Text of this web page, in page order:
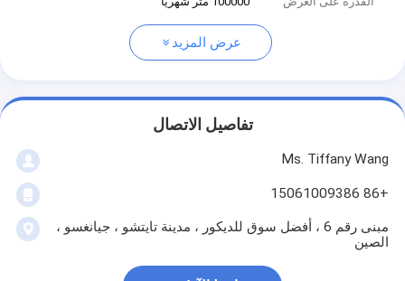
عرض المزيد
تفاصيل الاتصال
Ms. Tiffany Wang
+86 15061009386
مبنى رقم 6 ، أفضل سوق للديكور ، مدينة تايتشو ، جيانغسو ،
الصين